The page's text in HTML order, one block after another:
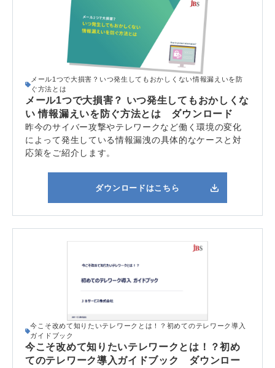
メール1つで大損害？いつ発生してもおかしくない情報漏えいを防
ぐ方法とは
メール1つで大損害？ いつ発生してもおかしくな
い 情報漏えいを防ぐ方法とは ダウンロード
昨今のサイバー攻撃やテレワークなど働く環境の変化
によって発生している情報漏洩の具体的なケースと対
応策をご紹介します。
ダウンロードはこちら
今こそ改めて知りたいテレワークとは！？初めてのテレワーク導入
ガイドブック
今こそ改めて知りたいテレワークとは！？初め
てのテレワーク導入ガイドブック ダウンロー